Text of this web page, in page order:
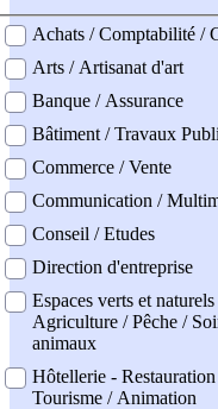
professionel
Achats / Comptabilité /
Arts / Artisanat d'art
Banque / Assurance
Bâtiment / Travaux
Commerce / Vente
Communication /
Conseil / Etudes
Direction d'entreprise
Espaces verts et naturels
Agriculture / Pêche /
animaux
Hôtellerie -
Tourisme / Animation